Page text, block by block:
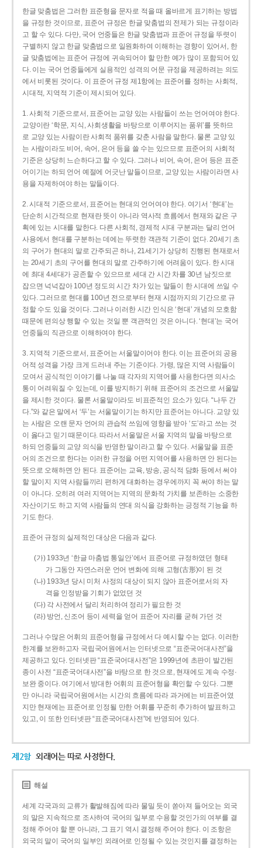
한글 맞춤법은 그러한 표준형을 문자로 적을 때 올바르게 표기하는 방법
을 규정한 것이므로, 표준어 규정은 한글 맞춤법의 전제가 되는 규정이라
고 할 수 있다. 다만, 국어 언중들은 한글 맞춤법과 표준어 규정을 뚜렷이
구별하지 않고 한글 맞춤법으로 일원화하여 이해하는 경향이 있어서, 한
글 맞춤법에는 표준어 규정에 귀속되어야 할 만한 예가 많이 포함되어 있
다. 이는 국어 언중들에게 실용적인 성격의 어문 규정을 제공하려는 의도
에서 비롯된 것이다. 이 표준어 규정 제1항에는 표준어를 정하는 사회적,
시대적, 지역적 기준이 제시되어 있다.
1. 사회적 기준으로서, 표준어는 교양 있는 사람들이 쓰는 언어여야 한다.
교양이란 ‘학문, 지식, 사회생활을 바탕으로 이루어지는 품위’를 뜻하므
로 교양 있는 사람이란 사회적 품위를 갖춘 사람을 말한다. 물론 교양 있
는 사람이라도 비어, 속어, 은어 등을 쓸 수는 있으므로 표준어의 사회적
기준은 상당히 느슨하다고 할 수 있다. 그러나 비어, 속어, 은어 등은 표준
어이기는 하되 언어 예절에 어긋난 말들이므로, 교양 있는 사람이라면 사
용을 자제하여야 하는 말들이다.
2. 시대적 기준으로서, 표준어는 현대의 언어여야 한다. 여기서 ‘현대’는
단순히 시간적으로 현재란 뜻이 아니라 역사적 흐름에서 현재와 같은 구
획에 있는 시대를 말한다. 다른 사회적, 경제적 시대 구분과는 달리 언어
사용에서 현대를 구분하는 데에는 뚜렷한 객관적 기준이 없다. 20세기 초
의 구어가 현대의 말로 간주되곤 하나, 21세기가 상당히 진행된 현재로서
는 20세기 초의 구어를 현대의 말로 간주하기에 어려움이 있다. 한 시대
에 최대 4세대가 공존할 수 있으므로 세대 간 시간 차를 30년 남짓으로
잡으면 넉넉잡아 100년 정도의 시간 차가 있는 말들이 한 시대에 쓰일 수
있다. 그러므로 현대를 100년 전으로부터 현재 시점까지의 기간으로 규
정할 수도 있을 것이다. 그러나 이러한 시간 인식은 ‘현대’ 개념의 모호함
때문에 편의상 행할 수 있는 것일 뿐 객관적인 것은 아니다. ‘현대’는 국어
언중들의 직관으로 이해하여야 한다.
3. 지역적 기준으로서, 표준어는 서울말이어야 한다. 이는 표준어의 공용
어적 성격을 가장 크게 드러내 주는 기준이다. 가령, 많은 지역 사람들이
모여서 공식적인 이야기를 나눌 때 각자의 지역어를 사용한다면 의사소
통이 어려워질 수 있는데, 이를 방지하기 위해 표준어의 조건으로 서울말
을 제시한 것이다. 물론 서울말이라도 비표준적인 요소가 있다. “나두 간
다.”와 같은 말에서 ‘두’는 서울말이기는 하지만 표준어는 아니다. 교양 있
는 사람은 오랜 문자 언어의 관습적 쓰임에 영향을 받아 ‘도’라고 쓰는 것
이 옳다고 믿기 때문이다. 따라서 서울말은 서울 지역의 말을 바탕으로
하되 언중들의 교양 의식을 반영한 말이라고 할 수 있다. 서울말을 표준
어의 조건으로 한다는 이러한 규정을 어떤 지역어를 사용하면 안 된다는
뜻으로 오해하면 안 된다. 표준어는 교육, 방송, 공식적 담화 등에서 써야
할 말이지 지역 사람들끼리 편하게 대화하는 경우에까지 꼭 써야 하는 말
이 아니다. 오히려 여러 지역어는 지역의 문화적 가치를 보존하는 소중한
자산이기도 하고 지역 사람들의 연대 의식을 강화하는 긍정적 기능을 하
기도 한다.
표준어 규정의 실제적인 대상은 다음과 같다.
(가) 1933년 ‘한글 마춤법 통일안’에서 표준어로 규정하였던 형태
가 그동안 자연스러운 언어 변화에 의해 고형(古形)이 된 것
(나) 1933년 당시 미처 사정의 대상이 되지 않아 표준어로서의 자
격을 인정받을 기회가 없었던 것
(다) 각 사전에서 달리 처리하여 정리가 필요한 것
(라) 방언, 신조어 등이 세력을 얻어 표준어 자리를 굳혀 가던 것
그러나 수많은 어휘의 표준어형을 규정에서 다 예시할 수는 없다. 이러한
한계를 보완하고자 국립국어원에서는 인터넷으로 “표준국어대사전”을
제공하고 있다. 인터넷판 “표준국어대사전”은 1999년에 초판이 발간된
종이 사전 “표준국어대사전”을 바탕으로 한 것으로, 현재에도 계속 수정·
보완 중이다. 여기에서 방대한 어휘의 표준어형을 확인할 수 있다. 그뿐
만 아니라 국립국어원에서는 시간의 흐름에 따라 과거에는 비표준어였
지만 현재에는 표준어로 인정될 만한 어휘를 꾸준히 추가하여 발표하고
있고, 이 또한 인터넷판 “표준국어대사전”에 반영되어 있다.
제2항 외래어는 따로 사정한다.
해설
세계 각국과의 교류가 활발해짐에 따라 물밀 듯이 쏟아져 들어오는 외국
의 말은 지속적으로 조사하여 국어의 일부로 수용할 것인가의 여부를 결
정해 주어야 할 뿐 아니라, 그 표기 역시 결정해 주어야 한다. 이 조항은
외국의 말이 국어의 일부인 외래어로 인정될 수 있는 것인지를 결정하는